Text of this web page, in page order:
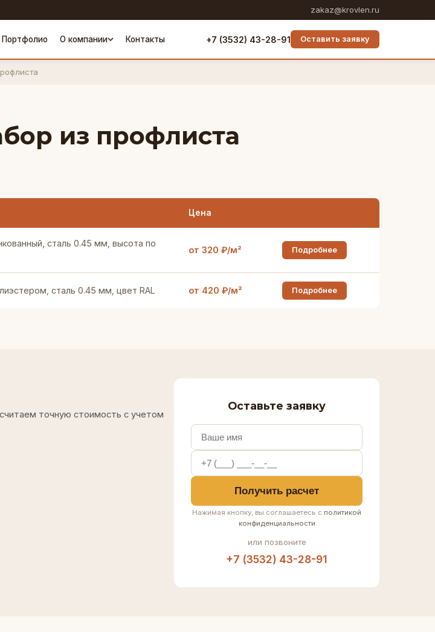
zakaz@krovlen.ru
Портфолио О компании Контакты +7 (3532) 43-28-91 Оставить заявку
из профлиста
Цена
сталь 0.45 мм, высота по
от 320 ₽/м² Подробнее
сталь 0.45 мм, цвет RAL от 420 ₽/м² Подробнее
точную стоимость с учетом
Оставьте заявку
Получить расчет
Нажимая кнопку, вы соглашаетесь с политикой
конфиденциальности
или позвоните
+7 (3532) 43-28-91